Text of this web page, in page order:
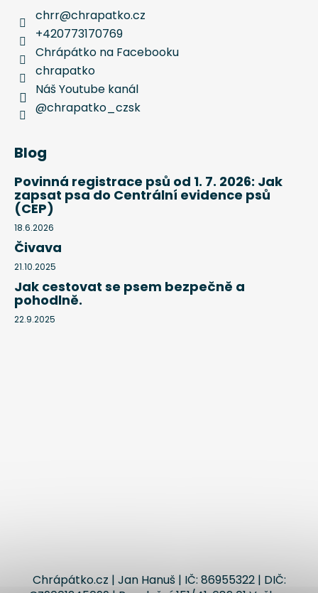
chrr@chrapatko.cz
+420773170769
Chrápátko na Facebooku
chrapatko
Náš Youtube kanál
@chrapatko_czsk
Blog
Povinná registrace psů od 1. 7. 2026: Jak
zapsat psa do Centrální evidence psů
(CEP)
18.6.2026
Čivava
21.10.2025
Jak cestovat se psem bezpečně a
pohodlně.
22.9.2025
Chrápátko.cz | Jan Hanuš | IČ: 86955322 | DIČ: